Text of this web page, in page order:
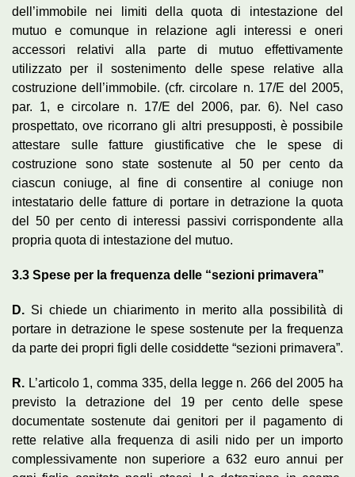
dell’immobile nei limiti della quota di intestazione del
mutuo e comunque in relazione agli interessi e oneri
accessori relativi alla parte di mutuo effettivamente
utilizzato per il sostenimento delle spese relative alla
costruzione dell’immobile. (cfr. circolare n. 17/E del 2005,
par. 1, e circolare n. 17/E del 2006, par. 6). Nel caso
prospettato, ove ricorrano gli altri presupposti, è possibile
attestare sulle fatture giustificative che le spese di
costruzione sono state sostenute al 50 per cento da
ciascun coniuge, al fine di consentire al coniuge non
intestatario delle fatture di portare in detrazione la quota
del 50 per cento di interessi passivi corrispondente alla
propria quota di intestazione del mutuo.
3.3 Spese per la frequenza delle “sezioni primavera”
D. Si chiede un chiarimento in merito alla possibilità di
portare in detrazione le spese sostenute per la frequenza
da parte dei propri figli delle cosiddette “sezioni primavera”.
R. L’articolo 1, comma 335, della legge n. 266 del 2005 ha
previsto la detrazione del 19 per cento delle spese
documentate sostenute dai genitori per il pagamento di
rette relative alla frequenza di asili nido per un importo
complessivamente non superiore a 632 euro annui per